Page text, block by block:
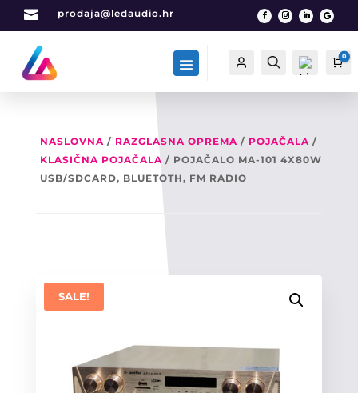
 prodaja@ledaudio.hr
Račun Traži
List
0
NASLOVNA/ RAZGLASNA OPREMA/ POJAČALA/
KLASIČNA POJAČALA/ POJAČALO MA-101 4X80W
USB/SDCARD, BLUETOTH, FM RADIO
SALE!